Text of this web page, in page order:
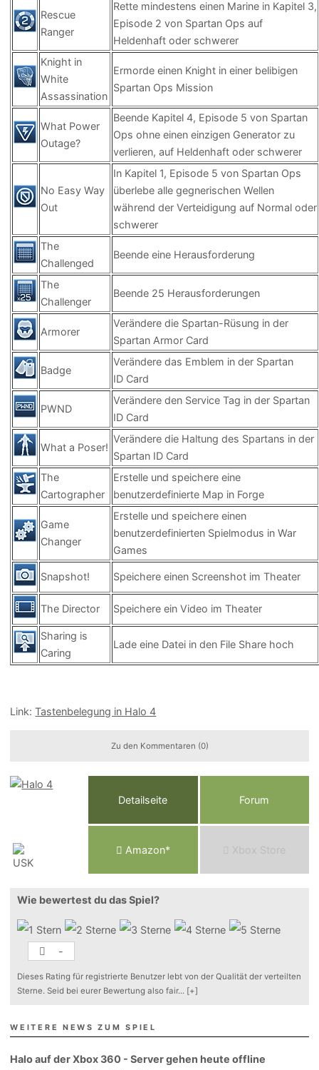
Rescue
Ranger
Rette mindestens einen Marine in Kapitel 3,
Episode 2 von Spartan Ops auf
Heldenhaft oder schwerer
Knight in
White
Assassination
Ermorde einen Knight in einer belibigen
Spartan Ops Mission
What Power
Outage?
Beende Kapitel 4, Episode 5 von Spartan
Ops ohne einen einzigen Generator zu
verlieren, auf Heldenhaft oder schwerer
No Easy Way
Out
In Kapitel 1, Episode 5 von Spartan Ops
überlebe alle gegnerischen Wellen
während der Verteidigung auf Normal oder
schwerer
The
Challenged
Beende eine Herausforderung
The
Challenger
Beende 25 Herausforderungen
Armorer
Verändere die Spartan-Rüsung in der
Spartan Armor Card
Badge
Verändere das Emblem in der Spartan
ID Card
PWND
Verändere den Service Tag in der Spartan
ID Card
What a Poser!
Verändere die Haltung des Spartans in der
Spartan ID Card
The
Cartographer
Erstelle und speichere eine
benutzerdefinierte Map in Forge
Game
Changer
Erstelle und speichere einen
benutzerdefinierten Spielmodus in War
Games
Snapshot! Speichere einen Screenshot im Theater
The Director Speichere ein Video im Theater
Sharing is
Caring
Lade eine Datei in den File Share hoch
Link:Tastenbelegung in Halo 4
Zu den Kommentaren (0)
Detailseite Forum
Amazon* Xbox Store
Wie bewertest du das Spiel?
-
Dieses Rating für registrierte Benutzer lebt von der Qualität der verteilten
Sterne. Seid bei eurer Bewertung also fair... [+]
WEITERE NEWS ZUM SPIEL
Halo auf der Xbox 360 - Server gehen heute offline